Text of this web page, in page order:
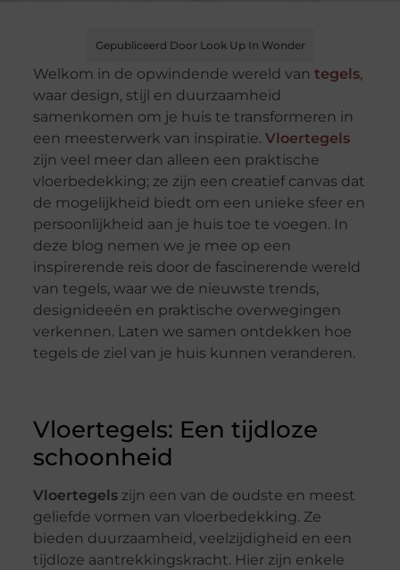
Gepubliceerd Door Look Up In Wonder
Welkom in de opwindende wereld van tegels,
waar design, stijl en duurzaamheid
samenkomen om je huis te transformeren in
een meesterwerk van inspiratie. Vloertegels
zijn veel meer dan alleen een praktische
vloerbedekking; ze zijn een creatief canvas dat
de mogelijkheid biedt om een unieke sfeer en
persoonlijkheid aan je huis toe te voegen. In
deze blog nemen we je mee op een
inspirerende reis door de fascinerende wereld
van tegels, waar we de nieuwste trends,
designideeën en praktische overwegingen
verkennen. Laten we samen ontdekken hoe
tegels de ziel van je huis kunnen veranderen.
Vloertegels: Een tijdloze
schoonheid
Vloertegelszijn een van de oudste en meest
geliefde vormen van vloerbedekking. Ze
bieden duurzaamheid, veelzijdigheid en een
tijdloze aantrekkingskracht. Hier zijn enkele